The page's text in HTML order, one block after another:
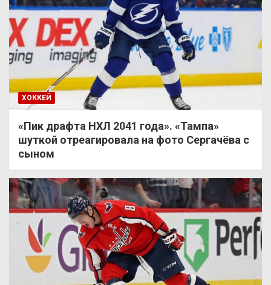
ХОККЕЙ
«Пик драфта НХЛ 2041 года». «Тампа»
шуткой отреагировала на фото Сергачёва с
сыном